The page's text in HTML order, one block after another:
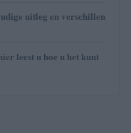
uitleg en verschillen
leest u hoe u het kunt